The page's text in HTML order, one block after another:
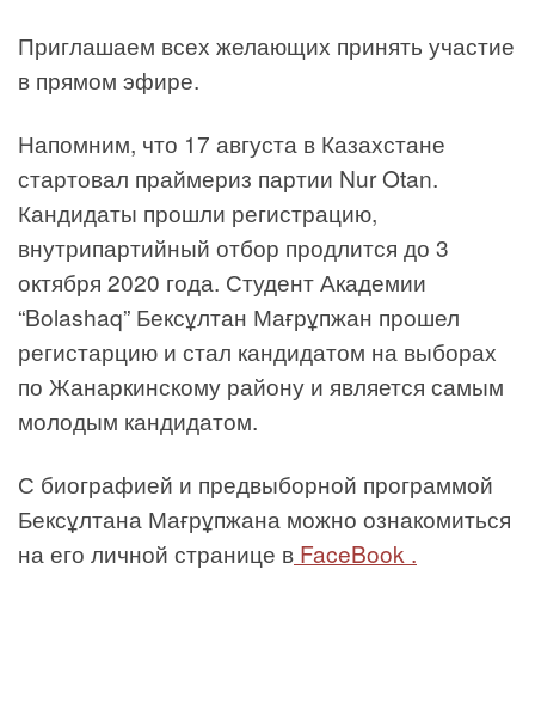
Приглашаем всех желающих принять участие
в прямом эфире.
Напомним, что 17 августа в Казахстане
стартовал праймериз партии Nur Otan.
Кандидаты прошли регистрацию,
внутрипартийный отбор продлится до 3
октября 2020 года. Студент Академии
“Bolashaq” Бексұлтан Мағрұпжан прошел
регистарцию и стал кандидатом на выборах
по Жанаркинскому району и является самым
молодым кандидатом.
С биографией и предвыборной программой
Бексұлтана Мағрұпжана можно ознакомиться
на его личной странице в FaceBook .